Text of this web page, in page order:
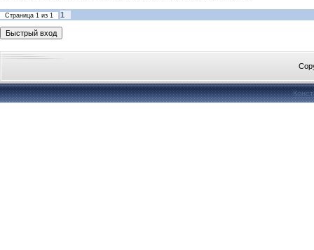
Страница 1 из 1 1